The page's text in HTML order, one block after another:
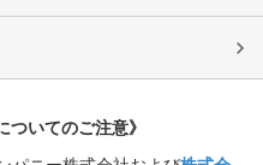
ついてのご注意》